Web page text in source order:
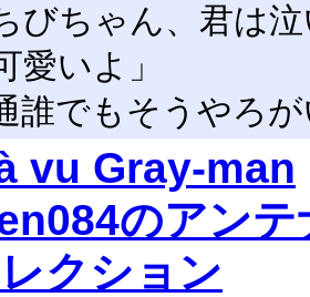
びちゃん、君は
愛いよ」
誰でもそうやろ
vu Gray-man
のアンテ
クション